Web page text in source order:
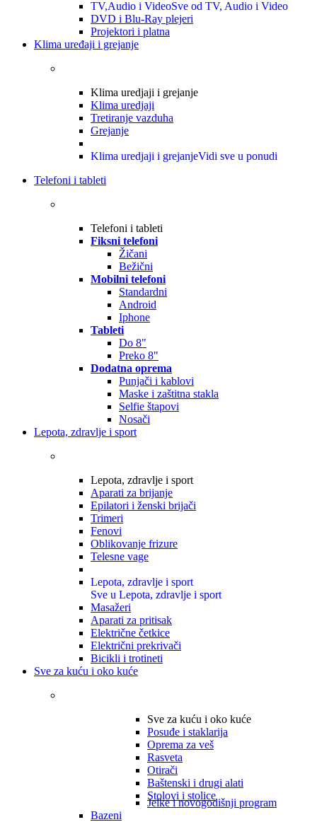
TV,Audio i VideoSve od TV, Audio i Video
DVD i Blu-Ray plejeri
Projektori i platna
Klima uređaji i grejanje
Klima uredjaji i grejanje
Klima uredjaji
Tretiranje vazduha
Grejanje
Klima uredjaji i grejanjeVidi sve u ponudi
Telefoni i tableti
Telefoni i tableti
Fiksni telefoni
Žičani
Bežični
Mobilni telefoni
Standardni
Android
Iphone
Tableti
Do 8"
Preko 8"
Dodatna oprema
Punjači i kablovi
Maske i zaštitna stakla
Selfie štapovi
Nosači
Lepota, zdravlje i sport
Lepota, zdravlje i sport
Aparati za brijanje
Epilatori i ženski brijači
Trimeri
Fenovi
Oblikovanje frizure
Telesne vage
Lepota, zdravlje i sport
Sve u Lepota, zdravlje i sport
Masažeri
Aparati za pritisak
Električne četkice
Električni prekrivači
Bicikli i trotineti
Sve za kuću i oko kuće
Sve za kuću i oko kuće
Posuđe i staklarija
Oprema za veš
Rasveta
Otirači
Baštenski i drugi alati
Stolovi i stolice
Jelke i novogodišnji program
Bazeni